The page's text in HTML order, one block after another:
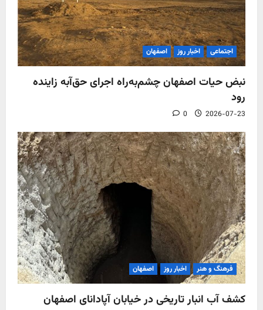
اجتماعی اخبار روز اصفهان
نبض حیات اصفهان چشم‌به‌راه اجرای حق‌آبه زاینده
رود
2026-07-23
0
فرهنگ و هنر اخبار روز اصفهان
کشف آب‌ انبار تاریخی در خیابان آپادانای اصفهان